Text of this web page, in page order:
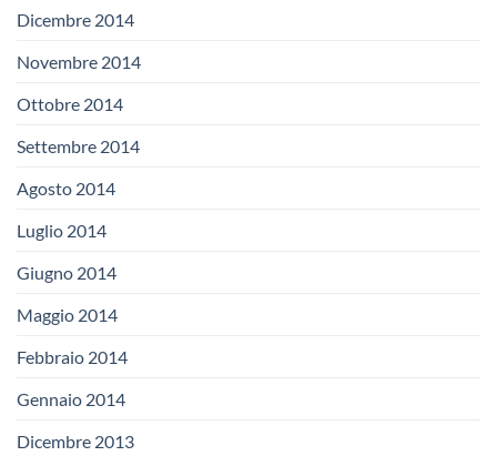
Dicembre 2014
Novembre 2014
Ottobre 2014
Settembre 2014
Agosto 2014
Luglio 2014
Giugno 2014
Maggio 2014
Febbraio 2014
Gennaio 2014
Dicembre 2013